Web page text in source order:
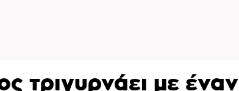
τριγυρνάει με έναν